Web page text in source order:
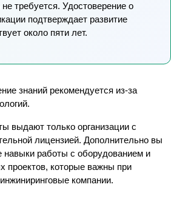
требуется. Удостоверение о
подтверждает развитие
около пяти лет.
знаний рекомендуется из-за
выдают только организации с
лицензией. Дополнительно вы
навыки работы с оборудованием и
проектов, которые важны при
компании.